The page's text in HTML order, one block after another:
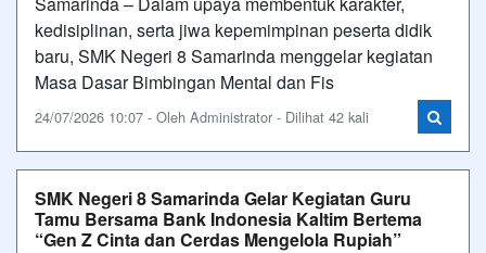
kedisiplinan, serta jiwa kepemimpinan peserta didik
baru, SMK Negeri 8 Samarinda menggelar kegiatan
Masa Dasar Bimbingan Mental dan Fis
24/07/2026 10:07 - Oleh Administrator - Dilihat 42 kali
SMK Negeri 8 Samarinda Gelar Kegiatan Guru
Tamu Bersama Bank Indonesia Kaltim Bertema
“Gen Z Cinta dan Cerdas Mengelola Rupiah”